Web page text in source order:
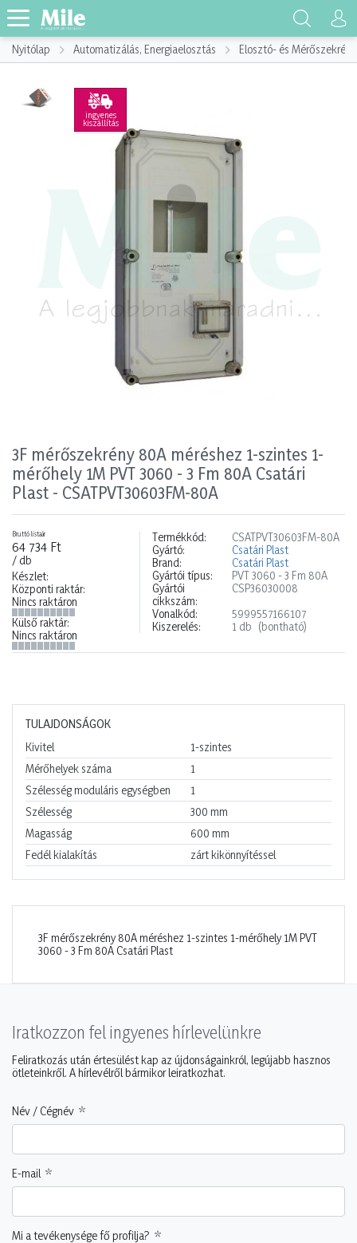
Nyitólap Automatizálás, Energiaelosztás Elosztó- és Mérőszekrény
ingyenes
kiszállítás
3F mérőszekrény 80A méréshez 1-szintes 1-
mérőhely 1M PVT 3060 - 3 Fm 80A Csatári
Plast - CSATPVT30603FM-80A
Bruttó listaár
64 734 Ft
/ db
Készlet:
Központi raktár:
Nincs raktáron
Külső raktár:
Nincs raktáron
Termékkód:
CSATPVT30603FM-80A
Gyártó:
Csatári Plast
Brand:
Csatári Plast
Gyártói típus:
PVT 3060 - 3 Fm 80A
Gyártói
cikkszám:
CSP36030008
Vonalkód:
5999557166107
Kiszerelés:
1 db (bontható)
TULAJDONSÁGOK
Kivitel
1-szintes
Mérőhelyek száma
1
Szélesség moduláris egységben
1
Szélesség
300 mm
Magasság
600 mm
Fedél kialakítás
zárt kikönnyítéssel
3F mérőszekrény 80A méréshez 1-szintes 1-mérőhely 1M PVT
3060 - 3 Fm 80A Csatári Plast
Iratkozzon fel ingyenes hírlevelünkre
Feliratkozás után értesülést kap az újdonságainkról, legújabb hasznos
ötleteinkről. A hírlevélről bármikor leiratkozhat.
Név / Cégnév
E-mail
Mi a tevékenysége fő profilja?